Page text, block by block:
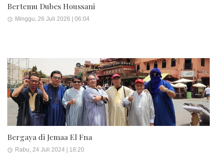
Bertemu Dubes Houssani
Minggu, 26 Juli 2026 | 06:04
Bergaya di Jemaa El Fna
Rabu, 24 Juli 2024 | 18:20